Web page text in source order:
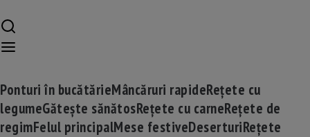
Ponturi în bucătărieMâncăruri rapideRețete cu
legumeGătește sănătosRețete cu carneRețete de
regimFelul principalMese festiveDeserturiRețete